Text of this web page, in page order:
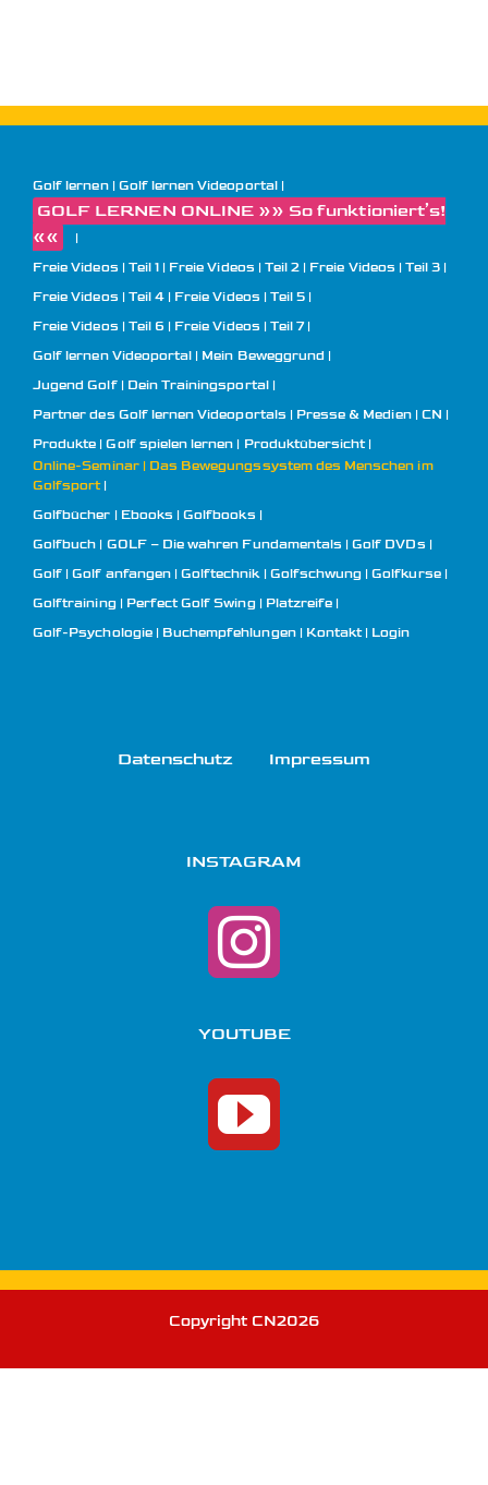
Golf lernen Golf lernen Videoportal
GOLF LERNEN ONLINE »» So funktioniert’s!
««
Freie Videos | Teil 1 Freie Videos | Teil 2
Freie Videos | Teil 3
Freie Videos | Teil 4
Freie Videos | Teil 5
Freie Videos | Teil 6
Freie Videos | Teil 7
Golf lernen Videoportal | Mein Beweggrund
Jugend Golf | Dein Trainingsportal
Partner des Golf lernen Videoportals
Presse & Medien
CN
Produkte
Golf spielen lernen | Produktübersicht
Online-Seminar | Das Bewegungssystem des Menschen im
Golfsport
Golfbücher | Ebooks | Golfbooks
Golfbuch | GOLF – Die wahren Fundamentals
Golf DVDs
Golf
Golf anfangen Golftechnik Golfschwung
Golfkurse
Golftraining
Perfect Golf Swing
Platzreife
Golf-Psychologie
Buchempfehlungen Kontakt Login
Datenschutz Impressum
INSTAGRAM
YOUTUBE
Copyright CN2026